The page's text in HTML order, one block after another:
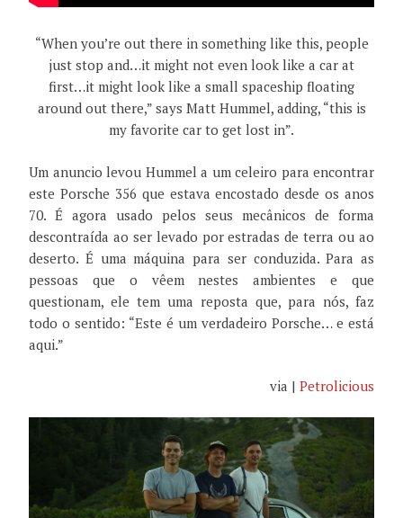
“When you’re out there in something like this, people
just stop and…it might not even look like a car at
first…it might look like a small spaceship floating
around out there,” says Matt Hummel, adding, “this is
my favorite car to get lost in”.
Um anuncio levou Hummel a um celeiro para encontrar
este Porsche 356 que estava encostado desde os anos
70. É agora usado pelos seus mecânicos de forma
descontraída ao ser levado por estradas de terra ou ao
deserto. É uma máquina para ser conduzida. Para as
pessoas que o vêem nestes ambientes e que
questionam, ele tem uma reposta que, para nós, faz
todo o sentido: “Este é um verdadeiro Porsche… e está
aqui.”
via | Petrolicious